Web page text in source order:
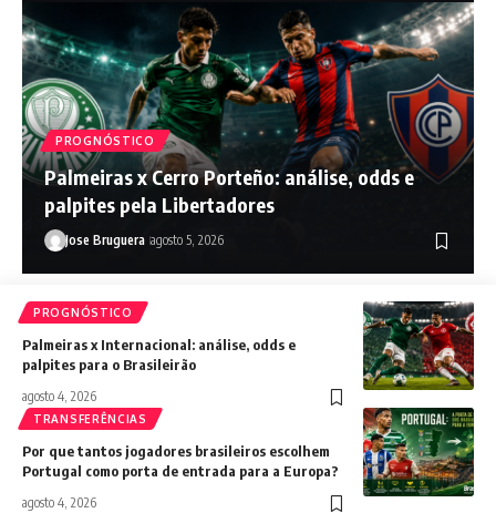
PROGNÓSTICO
Palmeiras x Cerro Porteño: análise, odds e
palpites pela Libertadores
Jose Bruguera agosto 5, 2026
PROGNÓSTICO
Palmeiras x Internacional: análise, odds e
palpites para o Brasileirão
agosto 4, 2026
TRANSFERÊNCIAS
Por que tantos jogadores brasileiros escolhem
Portugal como porta de entrada para a Europa?
agosto 4, 2026